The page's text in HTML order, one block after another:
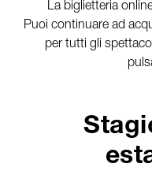
La biglietteria
Puoi continuare ad
per tutti gli